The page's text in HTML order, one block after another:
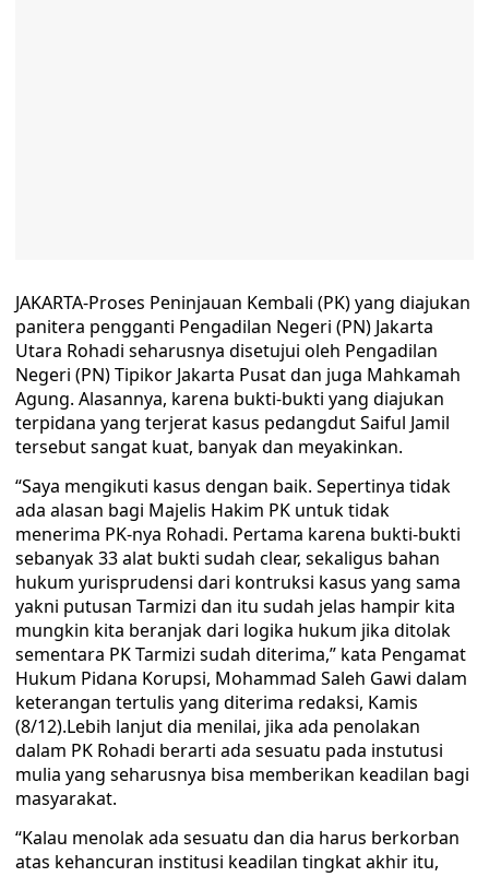
JAKARTA-Proses Peninjauan Kembali (PK) yang diajukan
panitera pengganti Pengadilan Negeri (PN) Jakarta
Utara Rohadi seharusnya disetujui oleh Pengadilan
Negeri (PN) Tipikor Jakarta Pusat dan juga Mahkamah
Agung. Alasannya, karena bukti-bukti yang diajukan
terpidana yang terjerat kasus pedangdut Saiful Jamil
tersebut sangat kuat, banyak dan meyakinkan.
“Saya mengikuti kasus dengan baik. Sepertinya tidak
ada alasan bagi Majelis Hakim PK untuk tidak
menerima PK-nya Rohadi. Pertama karena bukti-bukti
sebanyak 33 alat bukti sudah clear, sekaligus bahan
hukum yurisprudensi dari kontruksi kasus yang sama
yakni putusan Tarmizi dan itu sudah jelas hampir kita
mungkin kita beranjak dari logika hukum jika ditolak
sementara PK Tarmizi sudah diterima,” kata Pengamat
Hukum Pidana Korupsi, Mohammad Saleh Gawi dalam
keterangan tertulis yang diterima redaksi, Kamis
(8/12).Lebih lanjut dia menilai, jika ada penolakan
dalam PK Rohadi berarti ada sesuatu pada instutusi
mulia yang seharusnya bisa memberikan keadilan bagi
masyarakat.
“Kalau menolak ada sesuatu dan dia harus berkorban
atas kehancuran institusi keadilan tingkat akhir itu,